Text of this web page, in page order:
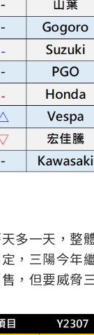
多一天，整
，三陽今年
，但要威脅